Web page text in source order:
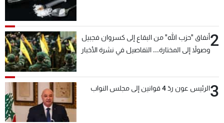
2أنفاق "حزب الله" من البقاع إلى كسروان فجبيل
وصولاً إلى المختارة... التفاصيل في نشرة الأخبار
3الرئيس عون ردّ 4 قوانين إلى مجلس النواب